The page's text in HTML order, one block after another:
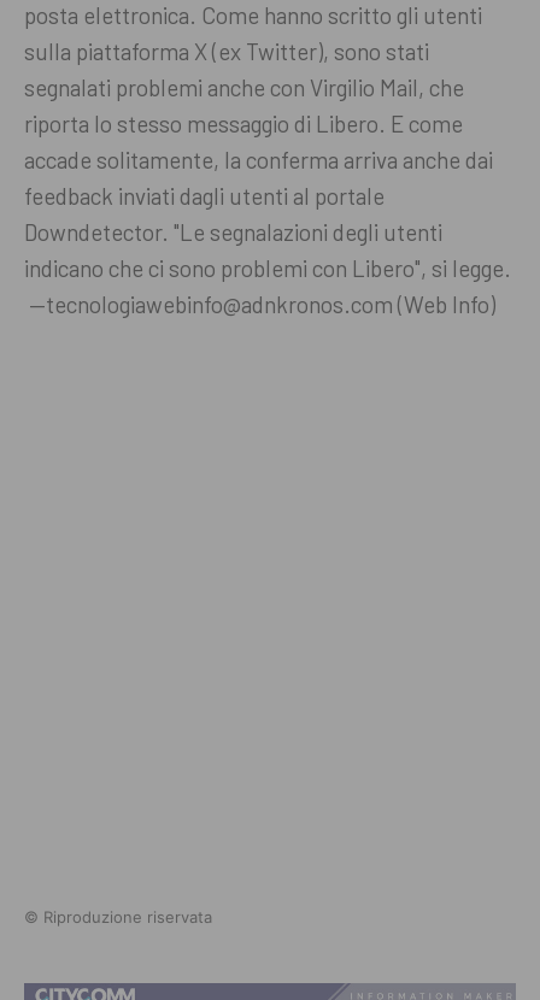
posta elettronica. Come hanno scritto gli utenti
sulla piattaforma X (ex Twitter), sono stati
segnalati problemi anche con Virgilio Mail, che
riporta lo stesso messaggio di Libero. E come
accade solitamente, la conferma arriva anche dai
feedback inviati dagli utenti al portale
Downdetector. "Le segnalazioni degli utenti
indicano che ci sono problemi con Libero", si legge.
—tecnologiawebinfo@adnkronos.com (Web Info)
© Riproduzione riservata